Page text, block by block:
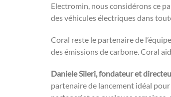
Electromin, nous considérons ce
des véhicules électriques dans
Coral reste le partenaire de
des émissions de carbone. Coral
Daniele Sileri, fondateur et
partenaire de lancement idéal